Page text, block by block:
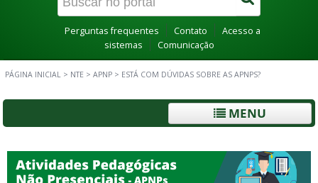
Perguntas frequentes Contato
Acesso a
sistemas
Comunicação
PÁGINA INICIAL > NTE > APNP > ESTÁ COM DÚVIDAS SOBRE AS APNPS?
MENU